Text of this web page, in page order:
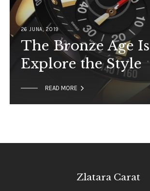
26 JUNA, 2019
The Bronze Age
Explore the Style
READ MORE 
Zlatara Carat